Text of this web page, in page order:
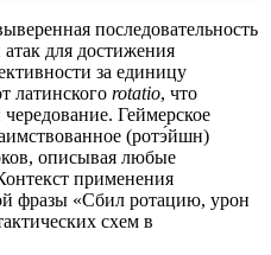
последовательность
для достижения
за единицу
латинского rotatio, что
Геймерское
(ротэ́йшн)
описывая любые
применения
фразы «Сбил ротацию, урон
схем в